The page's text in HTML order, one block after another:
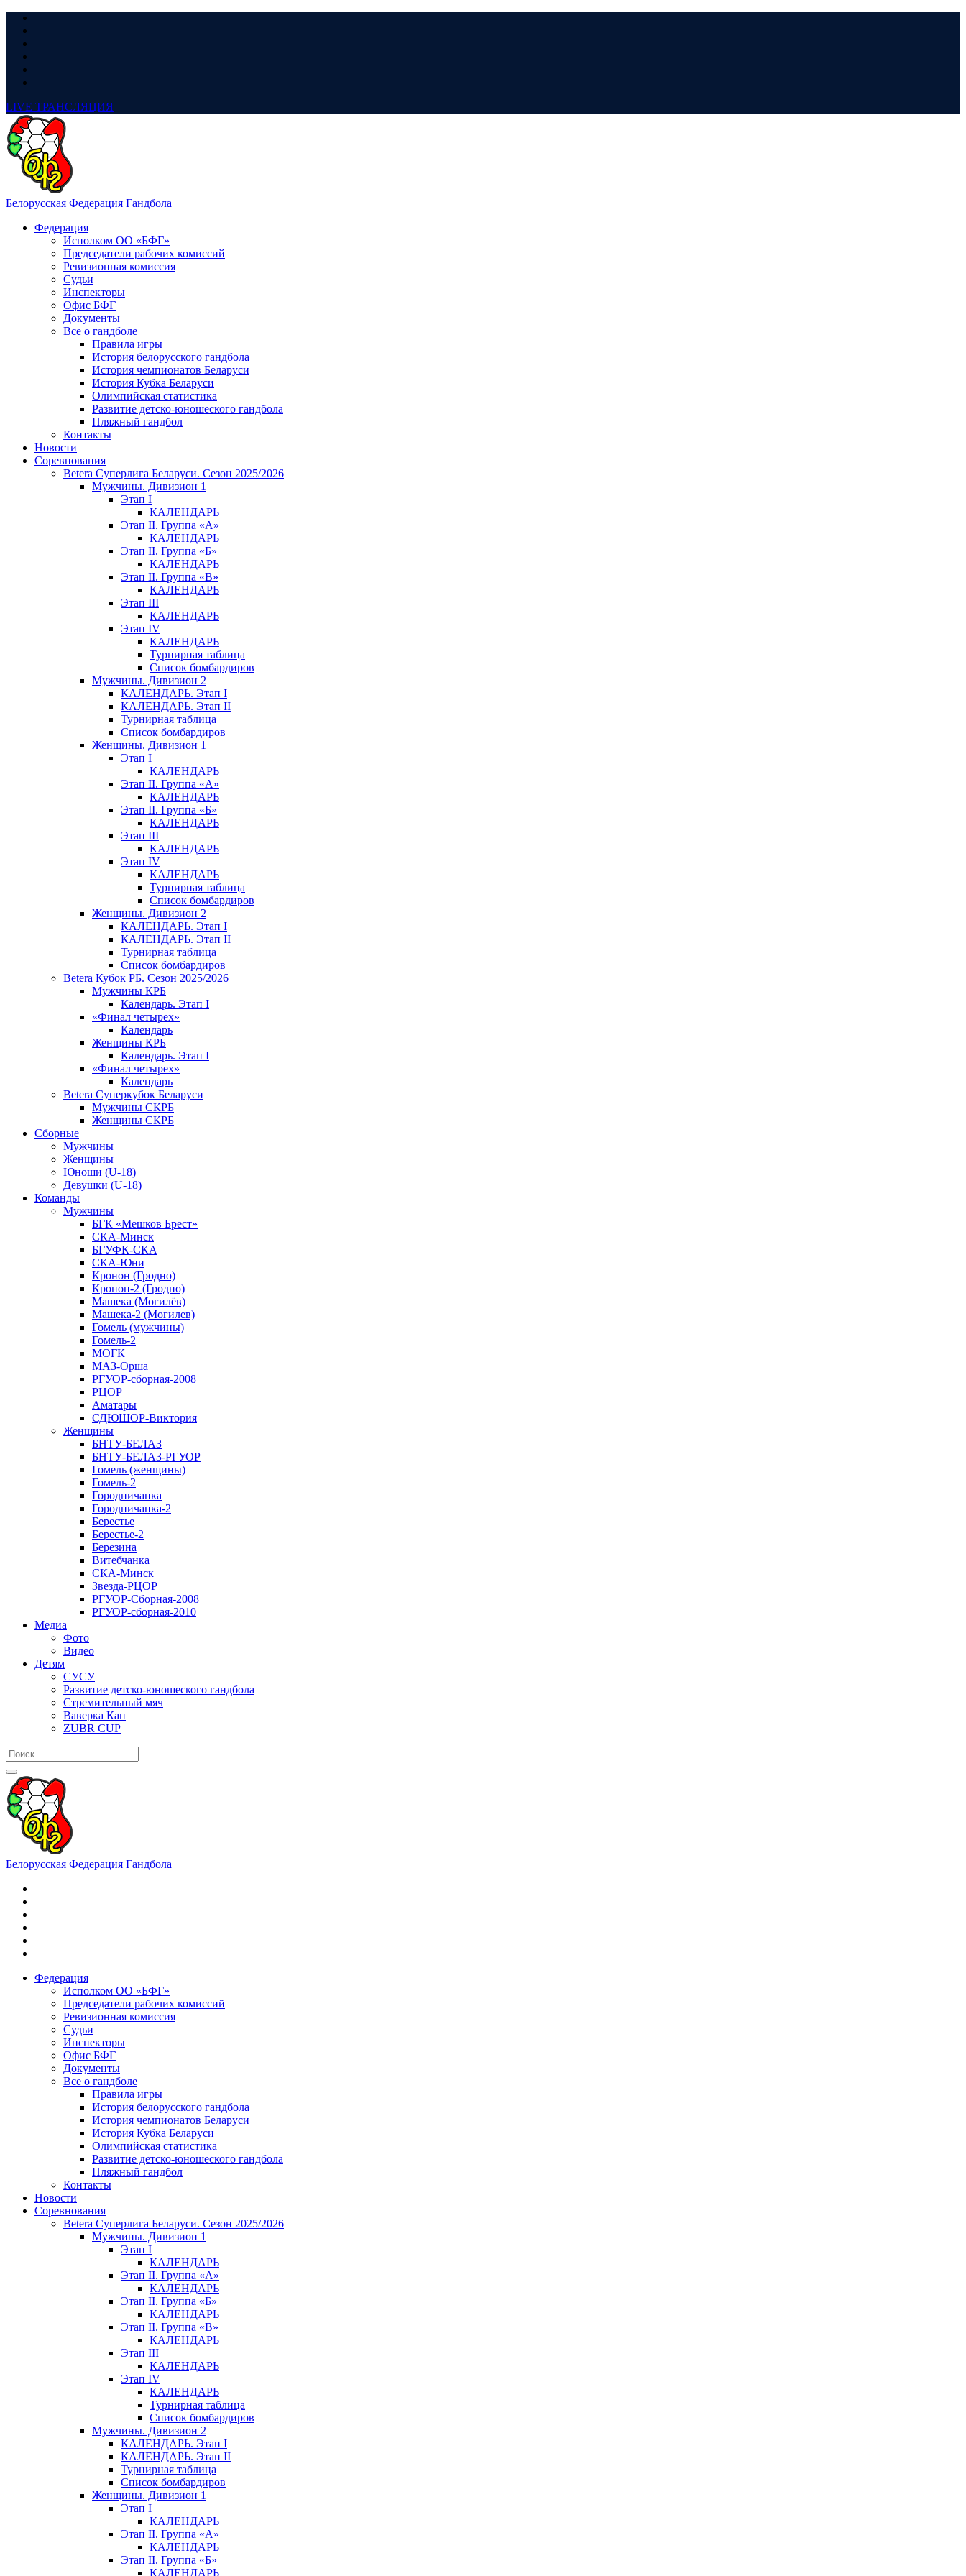
LIVE ТРАНСЛЯЦИЯ
Белорусская Федерация Гандбола
Федерация
Исполком ОО «БФГ»
Председатели рабочих комиссий
Ревизионная комиссия
Судьи
Инспекторы
Офис БФГ
Документы
Все о гандболе
Правила игры
История белорусского гандбола
История чемпионатов Беларуси
История Кубка Беларуси
Олимпийская статистика
Развитие детско-юношеского гандбола
Пляжный гандбол
Контакты
Новости
Соревнования
Betera Суперлига Беларуси. Сезон 2025/2026
Мужчины. Дивизион 1
Этап I
КАЛЕНДАРЬ
Этап II. Группа «А»
КАЛЕНДАРЬ
Этап II. Группа «Б»
КАЛЕНДАРЬ
Этап II. Группа «В»
КАЛЕНДАРЬ
Этап III
КАЛЕНДАРЬ
Этап IV
КАЛЕНДАРЬ
Турнирная таблица
Список бомбардиров
Мужчины. Дивизион 2
КАЛЕНДАРЬ. Этап I
КАЛЕНДАРЬ. Этап II
Турнирная таблица
Список бомбардиров
Женщины. Дивизион 1
Этап I
КАЛЕНДАРЬ
Этап II. Группа «А»
КАЛЕНДАРЬ
Этап II. Группа «Б»
КАЛЕНДАРЬ
Этап III
КАЛЕНДАРЬ
Этап IV
КАЛЕНДАРЬ
Турнирная таблица
Список бомбардиров
Женщины. Дивизион 2
КАЛЕНДАРЬ. Этап I
КАЛЕНДАРЬ. Этап II
Турнирная таблица
Список бомбардиров
Betera Кубок РБ. Сезон 2025/2026
Мужчины КРБ
Календарь. Этап I
«Финал четырех»
Календарь
Женщины КРБ
Календарь. Этап I
«Финал четырех»
Календарь
Betera Суперкубок Беларуси
Мужчины СКРБ
Женщины СКРБ
Сборные
Мужчины
Женщины
Юноши (U-18)
Девушки (U-18)
Команды
Мужчины
БГК «Мешков Брест»
СКА-Минск
БГУФК-СКА
СКА-Юни
Кронон (Гродно)
Кронон-2 (Гродно)
Машека (Могилёв)
Машека-2 (Могилев)
Гомель (мужчины)
Гомель-2
МОГК
МАЗ-Орша
РГУОР-сборная-2008
РЦОР
Аматары
СДЮШОР-Виктория
Женщины
БНТУ-БЕЛАЗ
БНТУ-БЕЛАЗ-РГУОР
Гомель (женщины)
Гомель-2
Городничанка
Городничанка-2
Берестье
Берестье-2
Березина
Витебчанка
СКА-Минск
Звезда-РЦОР
РГУОР-Сборная-2008
РГУОР-сборная-2010
Медиа
Фото
Видео
Детям
СУСУ
Развитие детско-юношеского гандбола
Стремительный мяч
Ваверка Кап
ZUBR CUP
Белорусская Федерация Гандбола
Федерация
Исполком ОО «БФГ»
Председатели рабочих комиссий
Ревизионная комиссия
Судьи
Инспекторы
Офис БФГ
Документы
Все о гандболе
Правила игры
История белорусского гандбола
История чемпионатов Беларуси
История Кубка Беларуси
Олимпийская статистика
Развитие детско-юношеского гандбола
Пляжный гандбол
Контакты
Новости
Соревнования
Betera Суперлига Беларуси. Сезон 2025/2026
Мужчины. Дивизион 1
Этап I
КАЛЕНДАРЬ
Этап II. Группа «А»
КАЛЕНДАРЬ
Этап II. Группа «Б»
КАЛЕНДАРЬ
Этап II. Группа «В»
КАЛЕНДАРЬ
Этап III
КАЛЕНДАРЬ
Этап IV
КАЛЕНДАРЬ
Турнирная таблица
Список бомбардиров
Мужчины. Дивизион 2
КАЛЕНДАРЬ. Этап I
КАЛЕНДАРЬ. Этап II
Турнирная таблица
Список бомбардиров
Женщины. Дивизион 1
Этап I
КАЛЕНДАРЬ
Этап II. Группа «А»
КАЛЕНДАРЬ
Этап II. Группа «Б»
КАЛЕНДАРЬ